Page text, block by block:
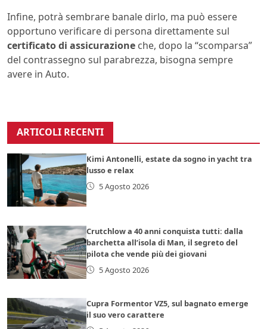
Infine, potrà sembrare banale dirlo, ma può essere
opportuno verificare di persona direttamente sul
certificato di assicurazione che, dopo la “scomparsa”
del contrassegno sul parabrezza, bisogna sempre
avere in Auto.
ARTICOLI RECENTI
Kimi Antonelli, estate da sogno in yacht tra
lusso e relax
5 Agosto 2026
Crutchlow a 40 anni conquista tutti: dalla
barchetta all’isola di Man, il segreto del
pilota che vende più dei giovani
5 Agosto 2026
Cupra Formentor VZ5, sul bagnato emerge
il suo vero carattere